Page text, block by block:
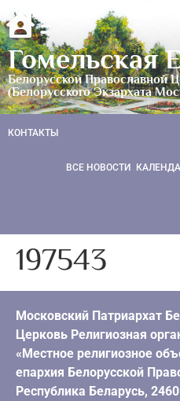
Гомельская
Белорусской Православной
(Белорусского Экзархата
КОНТАКТЫ
ВСЕ НОВОСТИ
197543
Московский Патриархат
Церковь Религиозная
«Местное религиозное
епархия Белорусской
Республика Беларусь,